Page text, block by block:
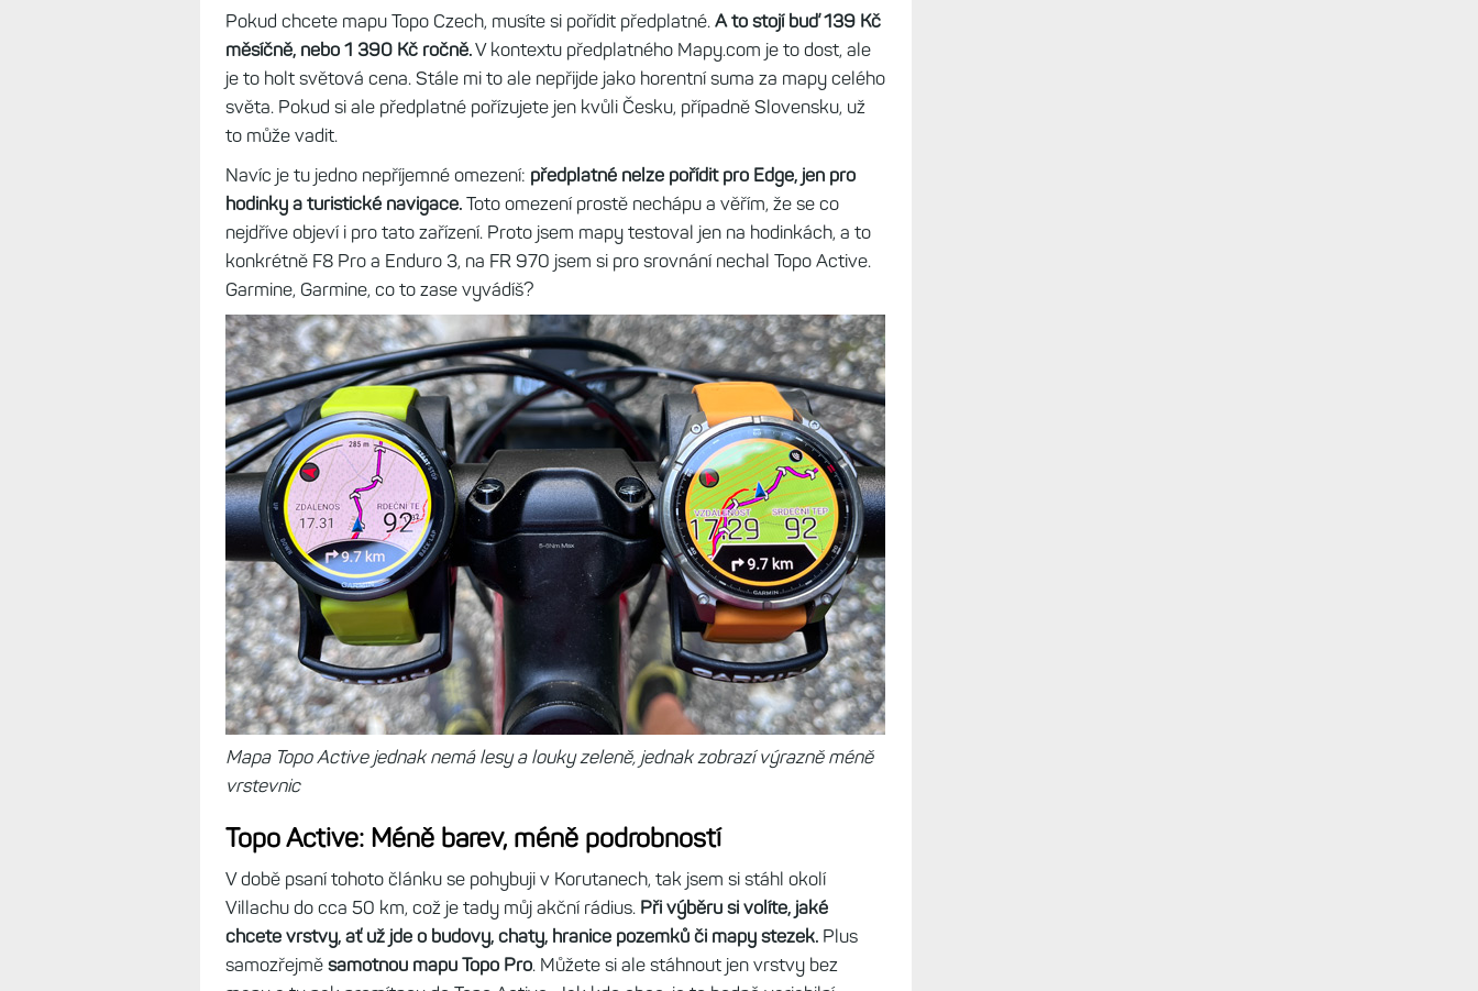
Pokud chcete mapu Topo Czech, musíte si pořídit předplatné. A to stojí buď 139 Kč
měsíčně, nebo 1 390 Kč ročně.V kontextu předplatného Mapy.com je to dost, ale
je to holt světová cena. Stále mi to ale nepřijde jako horentní suma za mapy celého
světa. Pokud si ale předplatné pořízujete jen kvůli Česku, případně Slovensku, už
to může vadit.
Navíc je tu jedno nepříjemné omezení: předplatné nelze pořídit pro Edge, jen pro
hodinky a turistické navigace. Toto omezení prostě nechápu a věřím, že se co
nejdříve objeví i pro tato zařízení. Proto jsem mapy testoval jen na hodinkách, a to
konkrétně F8 Pro a Enduro 3, na FR 970 jsem si pro srovnání nechal Topo Active.
Garmine, Garmine, co to zase vyvádíš?
Mapa Topo Active jednak nemá lesy a louky zeleně, jednak zobrazí výrazně méně
vrstevnic
Topo Active: Méně barev, méně podrobností
V době psaní tohoto článku se pohybuji v Korutanech, tak jsem si stáhl okolí
Villachu do cca 50 km, což je tady můj akční rádius. Při výběru si volíte, jaké
chcete vrstvy, ať už jde o budovy, chaty, hranice pozemků či mapy stezek. Plus
samozřejmě samotnou mapu Topo Pro. Můžete si ale stáhnout jen vrstvy bez